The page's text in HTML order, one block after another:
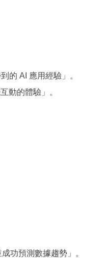
的 AI 應用經驗」。
動的體驗」。
功預測數據趨勢」。